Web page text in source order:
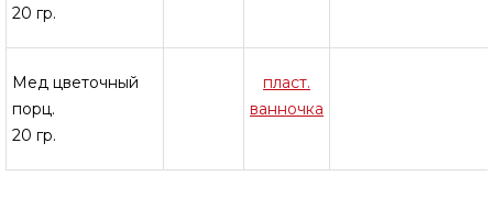
20 гр.
Мед цветочный
порц.
20 гр.
пласт.
ванночка